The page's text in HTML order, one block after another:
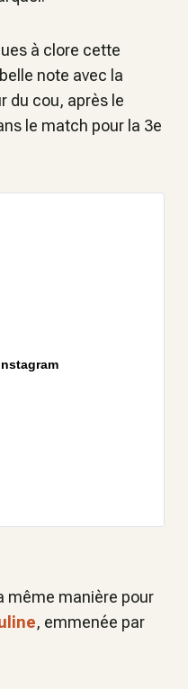
à clore cette
note avec la
du cou, après le
le match pour la 3e
même manière pour
, emmenée par